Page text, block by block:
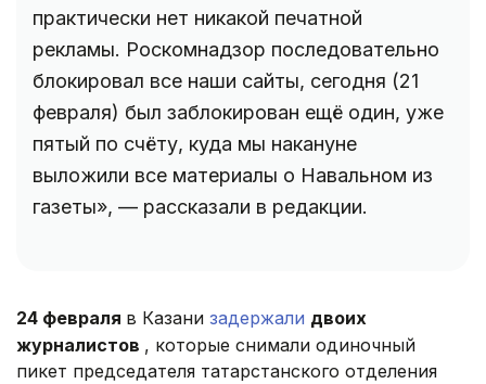
практически нет никакой печатной
рекламы. Роскомнадзор последовательно
блокировал все наши сайты, сегодня (21
февраля) был заблокирован ещё один, уже
пятый по счёту, куда мы накануне
выложили все материалы о Навальном из
газеты», — рассказали в редакции.
24 февраля в Казани задержали двоих
журналистов , которые снимали одиночный
пикет председателя татарстанского отделения